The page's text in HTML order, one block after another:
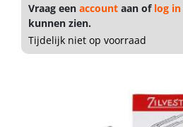
Vraag een account aan of log in
kunnen zien.
Tijdelijk niet op voorraad